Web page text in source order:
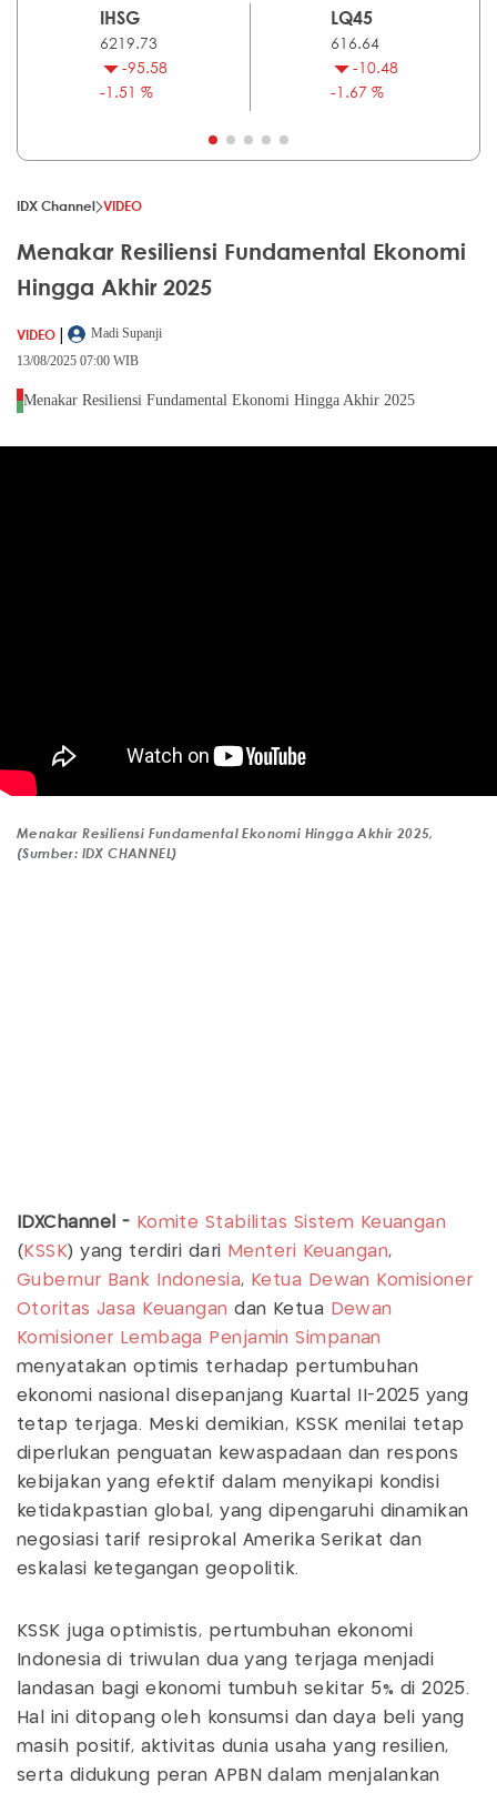
IHSG
6219.73
-95.58
-1.51 %
LQ45
616.64
-10.48
-1.67 %
IDX Channel VIDEO
Menakar Resiliensi Fundamental Ekonomi
Hingga Akhir 2025
VIDEO |
Madi Supanji
13/08/2025 07:00 WIB
Menakar Resiliensi Fundamental Ekonomi Hingga Akhir 2025
Menakar Resiliensi Fundamental Ekonomi Hingga Akhir 2025,
(Sumber: IDX CHANNEL)
IDXChannel - Komite Stabilitas Sistem Keuangan
( KSSK) yang terdiri dari Menteri Keuangan,
Gubernur Bank Indonesia, Ketua Dewan Komisioner
Otoritas Jasa Keuangan dan Ketua Dewan
Komisioner Lembaga Penjamin Simpanan
menyatakan optimis terhadap pertumbuhan
ekonomi nasional disepanjang Kuartal II-2025 yang
tetap terjaga. Meski demikian, KSSK menilai tetap
diperlukan penguatan kewaspadaan dan respons
kebijakan yang efektif dalam menyikapi kondisi
ketidakpastian global, yang dipengaruhi dinamikan
negosiasi tarif resiprokal Amerika Serikat dan
eskalasi ketegangan geopolitik.
KSSK juga optimistis, pertumbuhan ekonomi
Indonesia di triwulan dua yang terjaga menjadi
landasan bagi ekonomi tumbuh sekitar 5% di 2025.
Hal ini ditopang oleh konsumsi dan daya beli yang
masih positif, aktivitas dunia usaha yang resilien,
serta didukung peran APBN dalam menjalankan